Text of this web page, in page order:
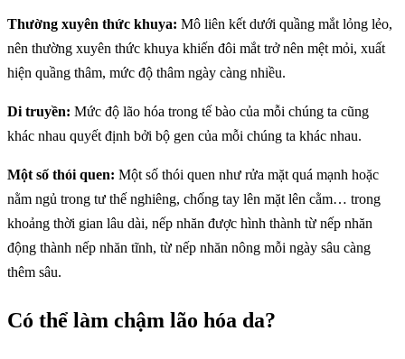
Thường xuyên thức khuya: Mô liên kết dưới quầng mắt lỏng lẻo,
nên thường xuyên thức khuya khiến đôi mắt trở nên mệt mỏi, xuất
hiện quầng thâm, mức độ thâm ngày càng nhiều.
Di truyền: Mức độ lão hóa trong tế bào của mỗi chúng ta cũng
khác nhau quyết định bởi bộ gen của mỗi chúng ta khác nhau.
Một số thói quen: Một số thói quen như rửa mặt quá mạnh hoặc
nằm ngủ trong tư thế nghiêng, chống tay lên mặt lên cằm… trong
khoảng thời gian lâu dài, nếp nhăn được hình thành từ nếp nhăn
động thành nếp nhăn tĩnh, từ nếp nhăn nông mỗi ngày sâu càng
thêm sâu.
Có thể làm chậm lão hóa da?